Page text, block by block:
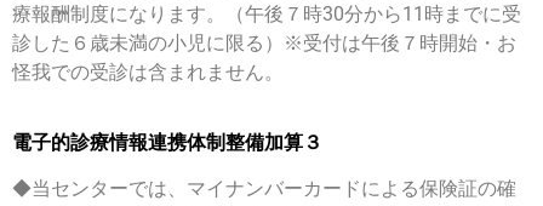
療報酬制度になります。（午後７時30分から11時までに受
診した６歳未満の小児に限る）※受付は午後７時開始・お
怪我での受診は含まれません。
電子的診療情報連携体制整備加算３
◆当センターでは、マイナンバーカードによる保険証の確